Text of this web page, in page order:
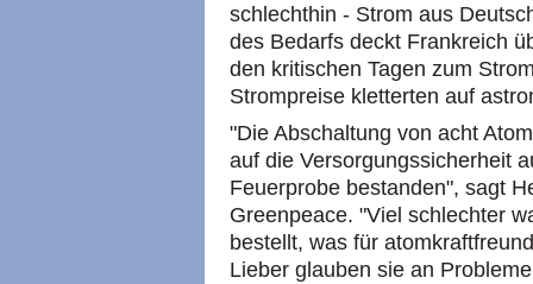
schlechthin - Strom aus
des Bedarfs deckt Frankreich
den kritischen Tagen zum
Strompreise kletterten auf
"Die Abschaltung von acht
auf die Versorgungssicherheit
Feuerprobe bestanden", sagt
Greenpeace. "Viel schlechter
bestellt, was für
Lieber glauben sie an